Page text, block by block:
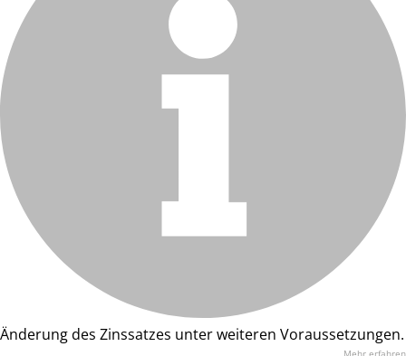
Änderung des Zinssatzes unter weiteren Voraussetzungen.
Mehr erfahren